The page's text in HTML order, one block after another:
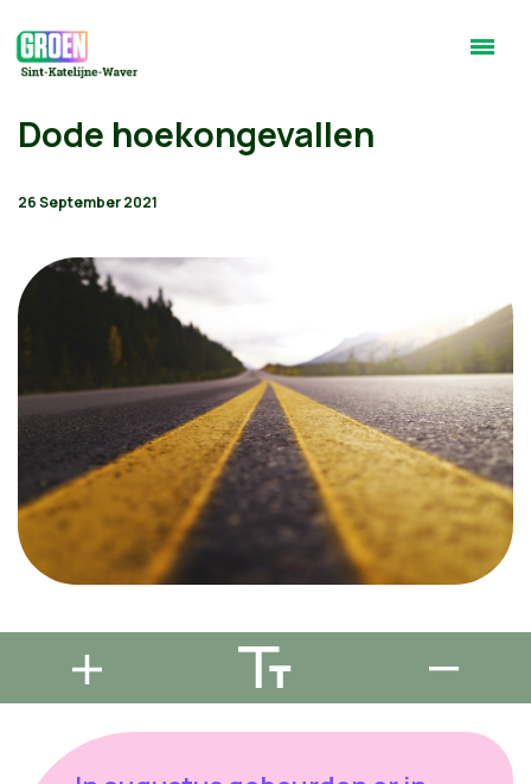
Dode hoekongevallen
26 September 2021